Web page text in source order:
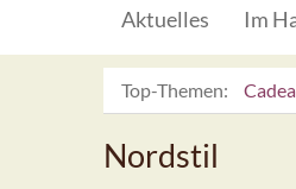
Aktuelles Im
Top-Themen:
Nordstil